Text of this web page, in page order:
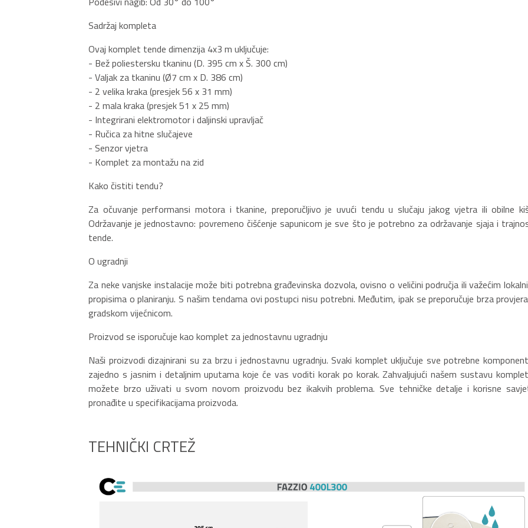
Sadržaj kompleta
Ovaj komplet tende dimenzija 4x3 m uključuje:
- Bež poliestersku tkaninu (D. 395 cm x Š. 300 cm)
- Valjak za tkaninu (Ø7 cm x D. 386 cm)
- 2 velika kraka (presjek 56 x 31 mm)
- 2 mala kraka (presjek 51 x 25 mm)
- Integrirani elektromotor i daljinski upravljač
- Ručica za hitne slučajeve
- Senzor vjetra
- Komplet za montažu na zid
Kako čistiti tendu?
Za očuvanje performansi motora i tkanine, preporučljivo je uvući tendu u slučaju jakog vjetra ili obilne
Održavanje je jednostavno: povremeno čišćenje sapunicom je sve što je potrebno za održavanje sjaja i
tende.
O ugradnji
Za neke vanjske instalacije može biti potrebna građevinska dozvola, ovisno o veličini područja ili važećim
propisima o planiranju. S našim tendama ovi postupci nisu potrebni. Međutim, ipak se preporučuje brza
gradskom vijećnicom.
Proizvod se isporučuje kao komplet za jednostavnu ugradnju
Naši proizvodi dizajnirani su za brzu i jednostavnu ugradnju. Svaki komplet uključuje sve potrebne
zajedno s jasnim i detaljnim uputama koje će vas voditi korak po korak. Zahvaljujući našem sustavu
možete brzo uživati u svom novom proizvodu bez ikakvih problema. Sve tehničke detalje i korisne
pronađite u specifikacijama proizvoda.
TEHNIČKI CRTEŽ